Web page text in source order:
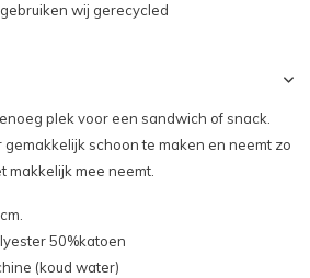
wij gerecycled
plek voor een sandwich of snack.
schoon te maken en neemt zo
makkelijk mee neemt.
50%katoen
(koud water)